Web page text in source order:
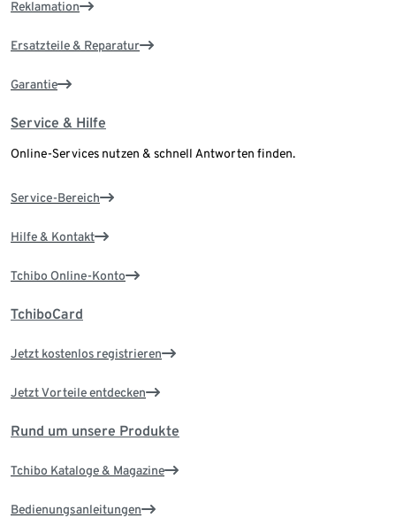
Reklamation
Ersatzteile & Reparatur
Garantie
Service & Hilfe
Online-Services nutzen & schnell Antworten finden.
Service-Bereich
Hilfe & Kontakt
Tchibo Online-Konto
TchiboCard
Jetzt kostenlos registrieren
Jetzt Vorteile entdecken
Rund um unsere Produkte
Tchibo Kataloge & Magazine
Bedienungsanleitungen